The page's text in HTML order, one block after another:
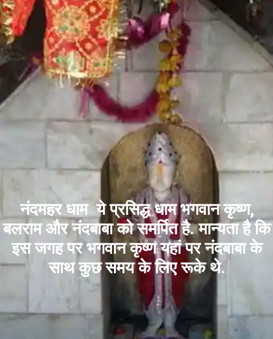
नंदमहर धाम ये प्रसिद्ध धाम भगवान कृष्ण,
बलराम और नंदबाबा को समर्पित है. मान्यता है कि
इस जगह पर भगवान कृष्ण यहां पर नंदबाबा के
साथ कुछ समय के लिए रूके थे.